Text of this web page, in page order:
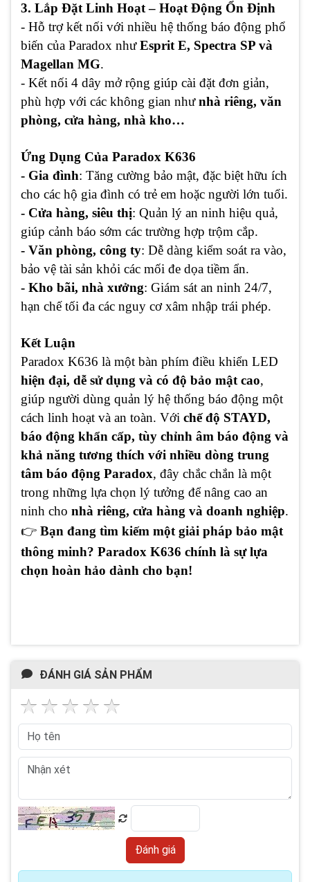
3. Lắp Đặt Linh Hoạt – Hoạt Động Ổn Định
- Hỗ trợ kết nối với nhiều hệ thống báo động phổ
biến của Paradox nhưEsprit E, Spectra SP và
Magellan MG.
- Kết nối 4 dây mở rộng giúp cài đặt đơn giản,
phù hợp với các không gian nhưnhà riêng, văn
phòng, cửa hàng, nhà kho…
Ứng Dụng Của Paradox K636
- Gia đình: Tăng cường bảo mật, đặc biệt hữu ích
cho các hộ gia đình có trẻ em hoặc người lớn tuổi.
- Cửa hàng, siêu thị: Quản lý an ninh hiệu quả,
giúp cảnh báo sớm các trường hợp trộm cắp.
- Văn phòng, công ty: Dễ dàng kiểm soát ra vào,
bảo vệ tài sản khỏi các mối đe dọa tiềm ẩn.
- Kho bãi, nhà xưởng: Giám sát an ninh 24/7,
hạn chế tối đa các nguy cơ xâm nhập trái phép.
Kết Luận
Paradox K636 là một bàn phím điều khiển LED
hiện đại, dễ sử dụng và có độ bảo mật cao,
giúp người dùng quản lý hệ thống báo động một
cách linh hoạt và an toàn. Với chế độ STAYD,
báo động khẩn cấp, tùy chỉnh âm báo động và
khả năng tương thích với nhiều dòng trung
tâm báo động Paradox, đây chắc chắn là một
trong những lựa chọn lý tưởng để nâng cao an
ninh cho nhà riêng, cửa hàng và doanh nghiệp.
👉 Bạn đang tìm kiếm một giải pháp bảo mật
thông minh? Paradox K636 chính là sự lựa
chọn hoàn hảo dành cho bạn!
ĐÁNH GIÁ SẢN PHẨM